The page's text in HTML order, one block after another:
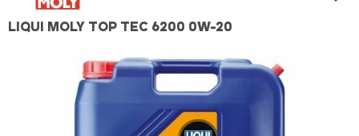
LIQUI MOLY TOP TEC 6200 0W-20